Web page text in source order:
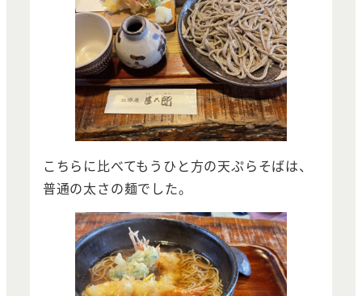
こちらに比べてもうひと方の天ぷらそばは、
普通の太さの麺でした。